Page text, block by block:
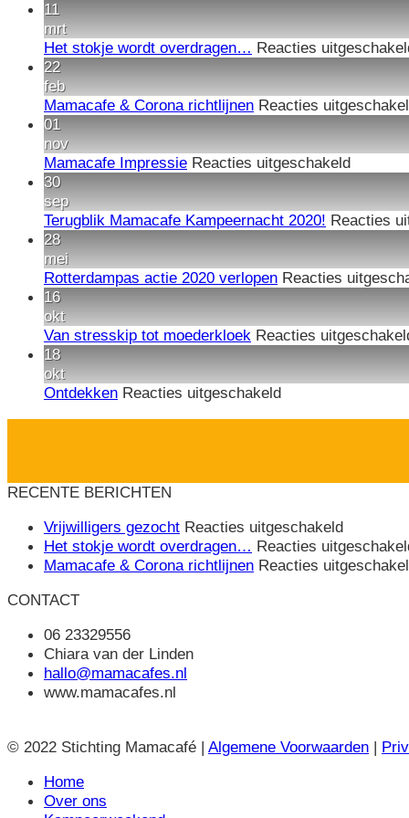
11
mrt
Het stokje wordt overdragen… Reacties
22
feb
Mamacafe & Corona richtlijnen Reacties
01
nov
Mamacafe Impressie Reacties uitgeschakeldvoor
30
sep
Terugblik Mamacafe Kampeernacht 2020! Reacties
28
mei
Rotterdampas actie 2020 verlopen Reacties
16
okt
Van stresskip tot moederkloek Reacties
18
okt
Ontdekken Reacties uitgeschakeldvoor
RECENTE BERICHTEN
Vrijwilligers gezocht Reacties uitgeschakeldvoor
gezocht
Het stokje wordt overdragen… Reacties
Mamacafe & Corona richtlijnen Reacties
CONTACT
06 23329556
Chiara van der Linden
hallo@mamacafes.nl
www.mamacafes.nl
© 2022 Stichting Mamacafé | Algemene Voorwaarden |
Home
Over ons